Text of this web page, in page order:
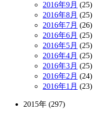
2016年9月 (25)
2016年8月 (25)
2016年7月 (26)
2016年6月 (25)
2016年5月 (25)
2016年4月 (25)
2016年3月 (25)
2016年2月 (24)
2016年1月 (23)
2015年 (297)